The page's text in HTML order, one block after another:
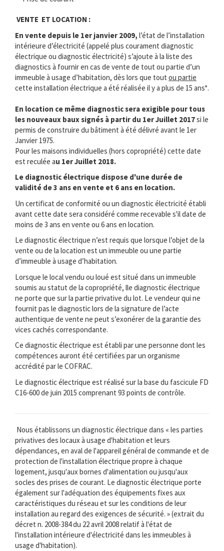
VENTE ET LOCATION :
En vente depuis le 1er janvier 2009, l’état de l’installation
intérieure d’électricité (appelé plus courament diagnostic
électrique ou diagnostic électricité) s’ajoute à la liste des
diagnostics à fournir en cas de vente de tout ou partie d’un
immeuble à usage d’habitation, dès lors que tout ou partie
cette installation électrique a été réalisée il y a plus de 15 ans*.
En location ce même diagnostic sera exigible pour tous
les nouveaux baux signés à partir du 1er Juillet 2017si le
permis de construire du bâtiment à été délivré avant le 1er
Janvier 1975.
Pour les maisons individuelles (hors copropriété) cette date
est reculée au 1er Juillet 2018.
Le diagnostic électrique dispose d'une durée de
validité de 3 ans en vente et 6 ans en location.
Un certificat de conformité ou un diagnostic électricité établi
avant cette date sera considéré comme recevable s'il date de
moins de 3 ans en vente ou 6 ans en location.
Le diagnostic électrique n’est requis que lorsque l’objet de la
vente ou de la location est un immeuble ou une partie
d’immeuble à usage d’habitation.
Lorsque le local vendu ou loué est situé dans un immeuble
soumis au statut de la copropriété, lle diagnostic électrique
ne porte que sur la partie privative du lot. Le vendeur qui ne
fournit pas le diagnostic lors de la signature de l’acte
authentique de vente ne peut s’exonérer de la garantie des
vices cachés correspondante.
Ce diagnostic électrique est établi par une personne dont les
compétences auront été certifiées par un organisme
accrédité par le COFRAC.
Le diagnostic électrique est réalisé sur la base du fascicule FD
C16-600 de juin 2015 comprenant 93 points de contrôle.
Nous établissons un diagnostic électrique dans « les parties
privatives des locaux à usage d'habitation et leurs
dépendances, en aval de l'appareil général de commande et de
protection de l'installation électrique propre à chaque
logement, jusqu'aux bornes d'alimentation ou jusqu'aux
socles des prises de courant. Le diagnostic électrique porte
également sur l'adéquation des équipements fixes aux
caractéristiques du réseau et sur les conditions de leur
installation au regard des exigences de sécurité. » (extrait du
décret n. 2008-384 du 22 avril 2008 relatif à l'état de
l'installation intérieure d'électricité dans les immeubles à
usage d'habitation).